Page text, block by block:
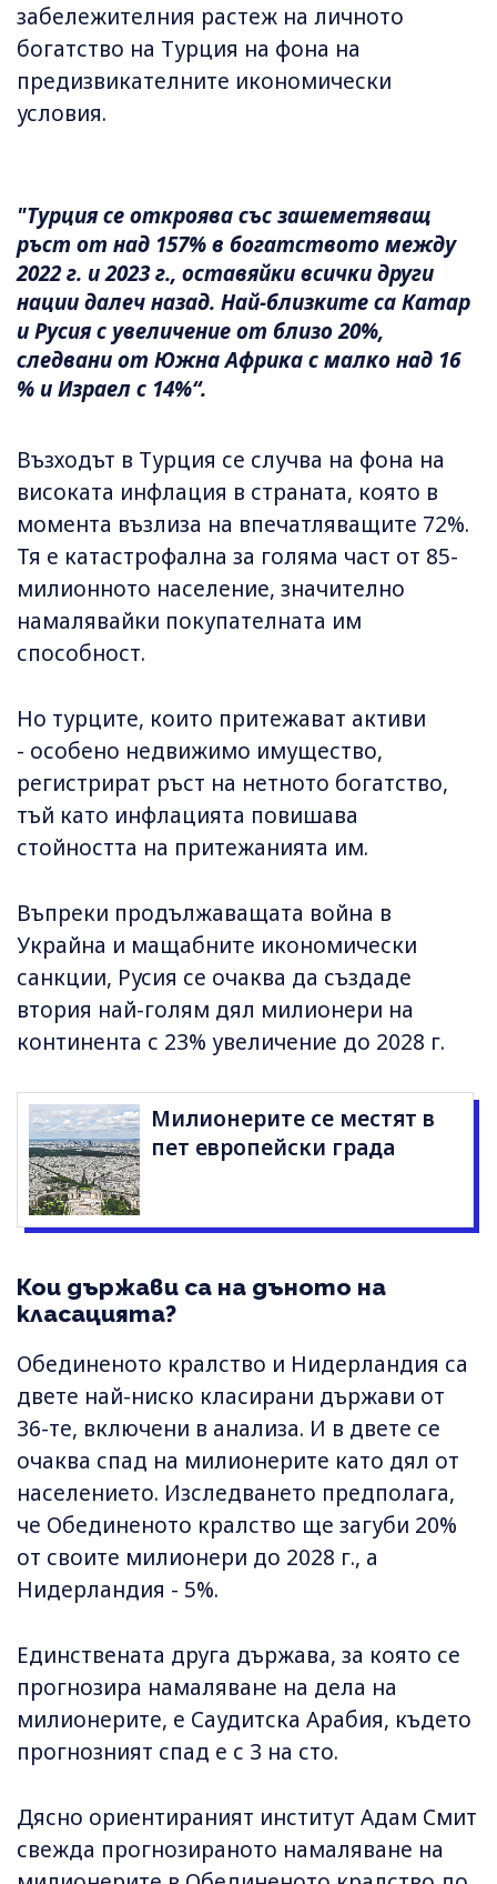
забележителния растеж на личното
богатство на Турция на фона на
предизвикателните икономически
условия.
"Турция се откроява със зашеметяващ
ръст от над 157% в богатството между
2022 г. и 2023 г., оставяйки всички други
нации далеч назад. Най-близките са Катар
и Русия с увеличение от близо 20%,
следвани от Южна Африка с малко над 16
% и Израел с 14%“.
Възходът в Турция се случва на фона на
високата инфлация в страната, която в
момента възлиза на впечатляващите 72%.
Тя е катастрофална за голяма част от 85-
милионното население, значително
намалявайки покупателната им
способност.
Но турците, които притежават активи
- особено недвижимо имущество,
регистрират ръст на нетното богатство,
тъй като инфлацията повишава
стойността на притежанията им.
Въпреки продължаващата война в
Украйна и мащабните икономически
санкции, Русия се очаква да създаде
втория най-голям дял милионери на
континента с 23% увеличение до 2028 г.
Милионерите се местят в
пет европейски града
Кои държави са на дъното на
класацията?
Обединеното кралство и Нидерландия са
двете най-ниско класирани държави от
36-те, включени в анализа. И в двете се
очаква спад на милионерите като дял от
населението. Изследването предполага,
че Обединеното кралство ще загуби 20%
от своите милионери до 2028 г., а
Нидерландия - 5%.
Единствената друга държава, за която се
прогнозира намаляване на дела на
милионерите, е Саудитска Арабия, където
прогнозният спад е с 3 на сто.
Дясно ориентираният институт Адам Смит
свежда прогнозираното намаляване на